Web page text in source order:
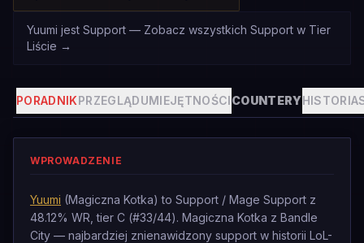
Yuumi jest Support — Zobacz wszystkich Support w Tier
Liście →
PORADNIKPRZEGLĄDUMIEJĘTNOŚCICOUNTERYHISTORIA
WPROWADZENIE
Yuumi (Magiczna Kotka) to Support / Mage Support z
48.12% WR, tier C (#33/44). Magiczna Kotka z Bandle
City — najbardziej znienawidzony support w historii LoL-